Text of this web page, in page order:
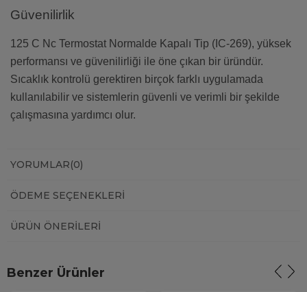
Güvenilirlik
125 C Nc Termostat Normalde Kapalı Tip (IC-269), yüksek
performansı ve güvenilirliği ile öne çıkan bir üründür.
Sıcaklık kontrolü gerektiren birçok farklı uygulamada
kullanılabilir ve sistemlerin güvenli ve verimli bir şekilde
çalışmasına yardımcı olur.
YORUMLAR(0)
ÖDEME SEÇENEKLERI
ÜRÜN ÖNERILERI
Benzer Ürünler